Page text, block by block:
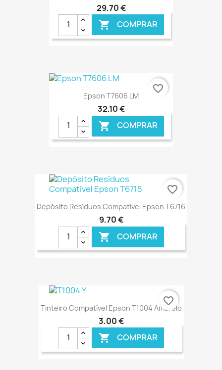
29,70 €
 COMPRAR
€ ONLINE
Epson T7606 LM
32,10 €
 COMPRAR
€ ONLINE
favorite_border
Depósito Resíduos Compatível Epson T6716
9,70 €
 COMPRAR
favorite_border
Tinteiro Compatível Epson T1004 Amarelo
3,00 €
 COMPRAR
favorite_border